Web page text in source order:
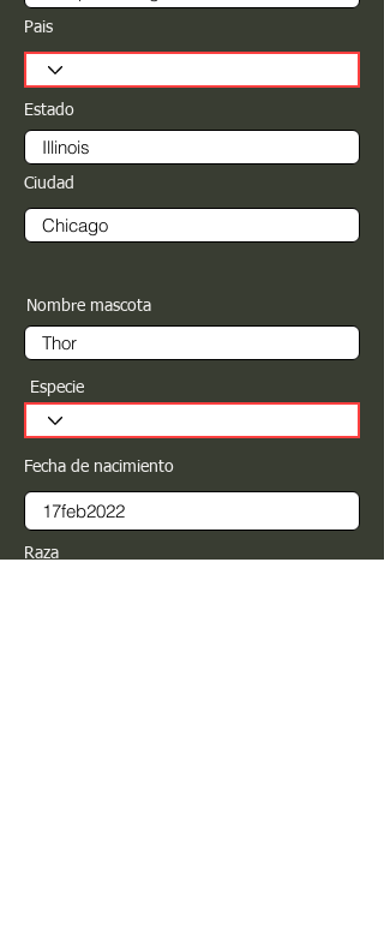
Pais
Estado
Ciudad
Nombre mascota
Especie
Fecha de nacimiento
Raza